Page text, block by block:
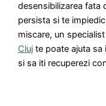
desensibilizarea fata
persista si te
miscare, un
Cluj te poate ajuta sa
si sa iti recuperezi